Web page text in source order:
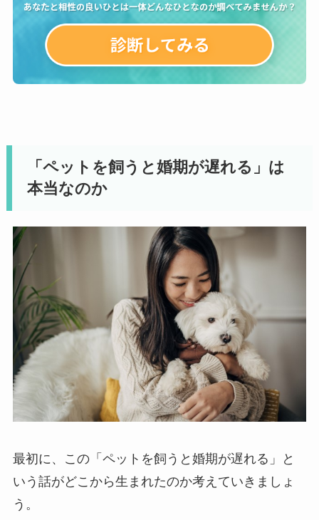
「ペットを飼うと婚期が遅れる」は
本当なのか
最初に、この「ペットを飼うと婚期が遅れる」と
いう話がどこから生まれたのか考えていきましょ
う。